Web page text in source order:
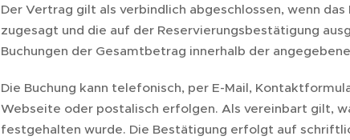
Der Vertrag gilt als verbindlich abgeschlossen, wenn
zugesagt und die auf der Reservierungsbestätigung
Buchungen der Gesamtbetrag innerhalb der
Die Buchung kann telefonisch, per E-Mail,
Webseite oder postalisch erfolgen. Als vereinbart gilt,
festgehalten wurde. Die Bestätigung erfolgt auf